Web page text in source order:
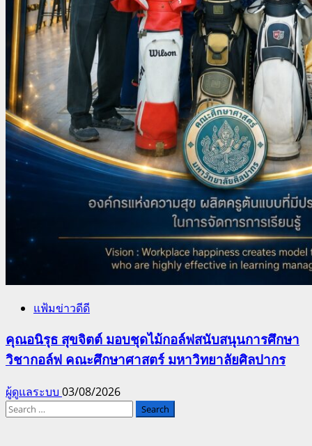
แฟ้มข่าวดีดี
คุณอนิรุธ สุขจิตต์ มอบชุดไม้กอล์ฟสนับสนุนการศึกษา
วิชากอล์ฟ คณะศึกษาศาสตร์ มหาวิทยาลัยศิลปากร
ผู้ดูแลระบบ 03/08/2026
Search